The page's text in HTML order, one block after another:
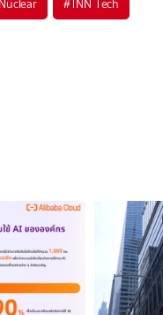
Nuclear #TNN Tech